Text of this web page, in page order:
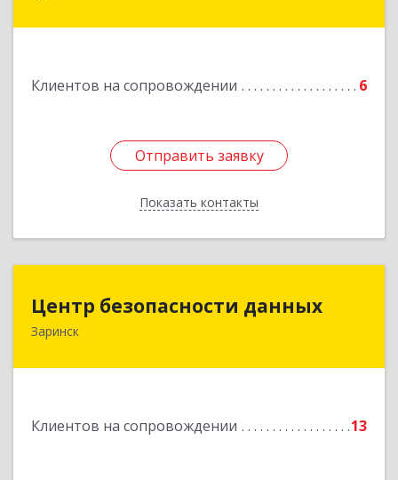
Клиентов на сопровождении 6
Отправить заявку
Показать контакты
Отправить заявку
Назад
Центр безопасности данных
Заринск
Клиентов на сопровождении 13
Центр безопасности данных
659100, Алтайский край, Заринск г, Таратынова